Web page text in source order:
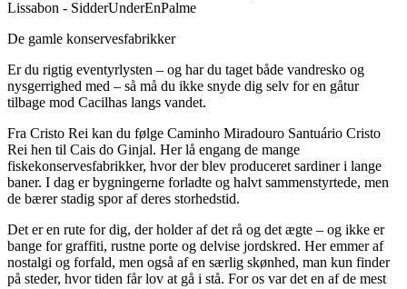
De gamle konservesfabrikker
Er du rigtig eventyrlysten – og har du taget både vandresko og
nysgerrighed med – så må du ikke snyde dig selv for en gåtur
tilbage mod Cacilhas langs vandet.
Fra Cristo Rei kan du følge Caminho Miradouro Santuário Cristo
Rei hen til Cais do Ginjal. Her lå engang de mange
fiskekonservesfabrikker, hvor der blev produceret sardiner i lange
baner. I dag er bygningerne forladte og halvt sammenstyrtede, men
de bærer stadig spor af deres storhedstid.
Det er en rute for dig, der holder af det rå og det ægte – og ikke er
bange for graffiti, rustne porte og delvise jordskred. Her emmer af
nostalgi og forfald, men også af en særlig skønhed, man kun finder
på steder, hvor tiden får lov at gå i stå. For os var det en af de mest